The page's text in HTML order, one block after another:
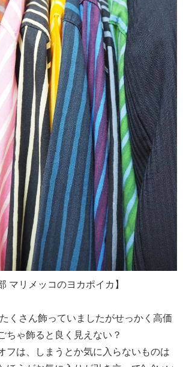
マリメッコのヨカポイカ】
くさん飾っていましたがせっかく高価
ちゃ飾ると良く見えない？
フは、しまうとか気に入らないものは